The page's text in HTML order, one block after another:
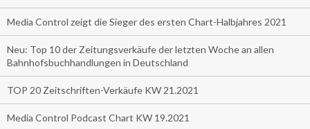
Media Control zeigt die Sieger des ersten Chart-Halbjahres 2021
Neu: Top 10 der Zeitungsverkäufe der letzten Woche an allen
Bahnhofsbuchhandlungen in Deutschland
TOP 20 Zeitschriften-Verkäufe KW 21.2021
Media Control Podcast Chart KW 19.2021